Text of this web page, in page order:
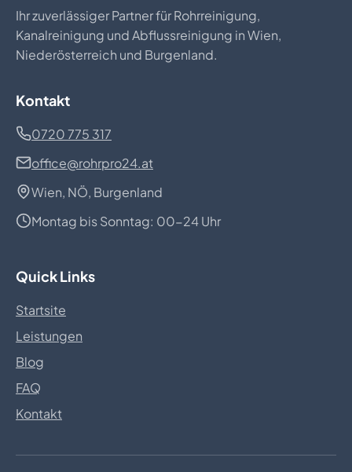
Ihr zuverlässiger Partner für Rohrreinigung,
Kanalreinigung und Abflussreinigung in Wien,
Niederösterreich und Burgenland.
Kontakt
0720 775 317
office@rohrpro24.at
Wien, NÖ, Burgenland
Montag bis Sonntag: 00-24 Uhr
Quick Links
Startsite
Leistungen
Blog
FAQ
Kontakt